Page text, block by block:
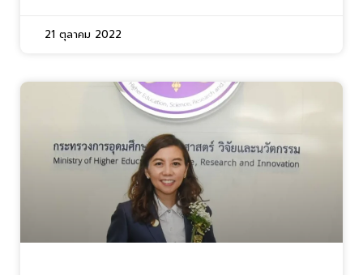
21 ตุลาคม 2022